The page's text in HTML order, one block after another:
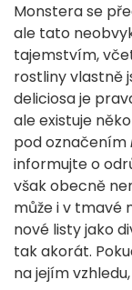
Monstera se
ale tato
tajemstvím,
rostliny vlastně
deliciosa je
ale existuje
pod označením
informujte o
však obecně
může i v tmavé
nové listy jako
tak akorát.
na jejím